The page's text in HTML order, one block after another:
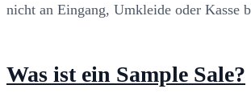
nicht an Eingang, Umkleide oder Kasse
Was ist ein Sample Sale?